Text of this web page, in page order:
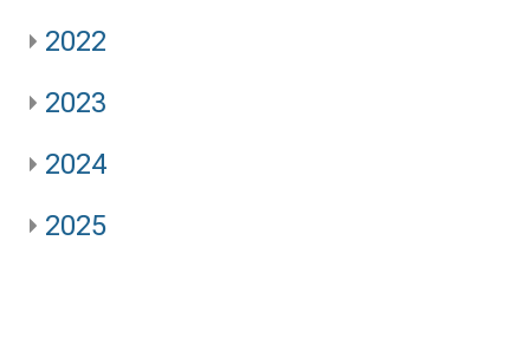
2022
2023
2024
2025